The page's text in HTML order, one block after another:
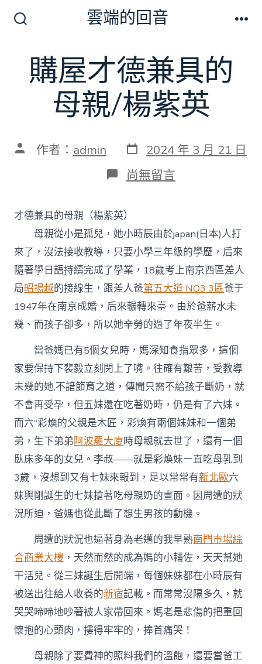
切
開
雲端的回音
購屋才德兼具的
母親/楊紫英
文 作者： admin 發
表
日
期
2024 年 3 月 21 日
在
〈購
才
德
兼
具
的
母
親/
楊
紫
英〉
中
尚無留言
才德兼具的母親（楊紫英）
母親從小是孤兒，她小時辰由於japan(日本)人打
來了，沒法接收教導，只要小學三年級的學歷，后來
隨著學日語持續完成了學業，18歲考上南京西區差人
局昭揚越的接線生，跟差人爸第五大道 NO3 3區爸于
1947年在南京成婚，后來輾轉來臺。由於爸薪水未
幾、而孩子卻多，所以她辛勞的過了年夜半生。
當爸媽已有5個女兒時，媽深知食指眾多，這個
家要保持下裴毅立刻閉上了嘴。往確有艱苦，受教導
未幾的她,不諳節育之道，傳聞只需不給孩子斷奶，就
不會再受孕，但五妹還在吃著奶時，仍是有了六妹。
而六“彩煥的父親是木匠，彩煥有兩個妹妹和一個弟
弟，生下弟弟阿波羅大廈時母親就去世了，還有一個
臥床多年的女兒。李叔——就是彩煥妹ㄧ直吃母乳到
3歲，沒想到又有七妹來報到，是以常常有新北歐六
妹與剛誕生的七妹搶著吃母親奶的畫面。因周遭的狀
況所迫，爸媽也從此斷了想生男孩的動機。
周遭的狀況也逼著身為老邁的我早熟南門市場綜
合商業大樓 ，天然而然的成為媽的小輔佐，天天幫她
干活兒。從三妹誕生后開端，每個妹妹都在小時辰有
被送出往給人收養的新宿記載。而常常沒隔多久，就
哭哭啼啼地吵著被人家帶回來。媽老是悲傷的把重回
懷抱的心頭肉，摟得牢牢的，捧首痛哭！
母親除了要費神的照料我們的溫飽，還要當爸工